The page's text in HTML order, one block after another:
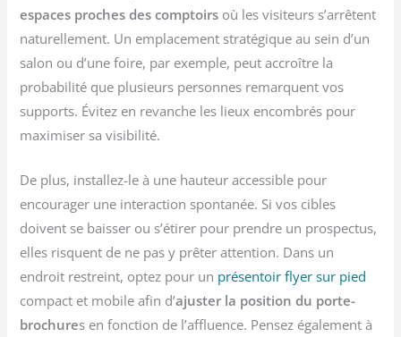
espaces proches des comptoirs où les visiteurs s’arrêtent
naturellement. Un emplacement stratégique au sein d’un
salon ou d’une foire, par exemple, peut accroître la
probabilité que plusieurs personnes remarquent vos
supports. Évitez en revanche les lieux encombrés pour
maximiser sa visibilité.
De plus, installez-le à une hauteur accessible pour
encourager une interaction spontanée. Si vos cibles
doivent se baisser ou s’étirer pour prendre un prospectus,
elles risquent de ne pas y prêter attention. Dans un
endroit restreint, optez pour un présentoir flyer sur pied
compact et mobile afin d’ajuster la position du porte-
brochures en fonction de l’affluence. Pensez également à